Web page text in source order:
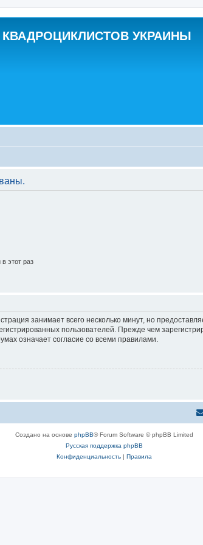
УКРАИНЫ
этот раз
занимает всего несколько минут, но
пользователей. Прежде чем
означает согласие со всеми правилами.
Создано на основе phpBB® Forum Software © phpBB Limited
Русская поддержка phpBB
Конфиденциальность| Правила